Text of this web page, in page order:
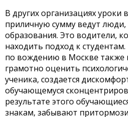
В других организациях уроки
приличную сумму ведут люди,
образования. Это водители,
находить подход к
по вождению в Москве также
грамотно оценить
ученика, создается
обучающемуся
результате этого
знакам, забывают